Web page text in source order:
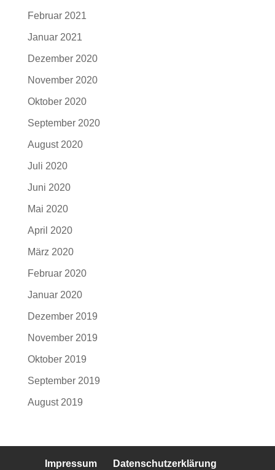
Februar 2021
Januar 2021
Dezember 2020
November 2020
Oktober 2020
September 2020
August 2020
Juli 2020
Juni 2020
Mai 2020
April 2020
März 2020
Februar 2020
Januar 2020
Dezember 2019
November 2019
Oktober 2019
September 2019
August 2019
Impressum Datenschutzerklärung